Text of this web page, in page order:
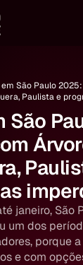
São Paulo
Paulista e
São
janeiro, São
um dos
porque
e com